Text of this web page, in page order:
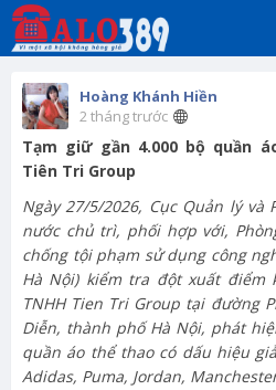
Hoàng Khánh Hiền
2 tháng trước
Tạm giữ gần 4.000 bộ quần
Tiên Tri Group
Ngày 27/5/2026, Cục Quản lý
nước chủ trì, phối hợp với,
chống tội phạm sử dụng công
Hà Nội) kiểm tra đột xuất điểm
TNHH Tien Tri Group tại đường
Diễn, thành phố Hà Nội, phát
quần áo thể thao có dấu hiệu
Adidas, Puma, Jordan,